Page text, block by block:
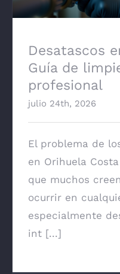
Desatascos
Guía de
profesional
julio 24th, 2026
El problema de
en Orihuela
que muchos
ocurrir en
especialmente
int [...]